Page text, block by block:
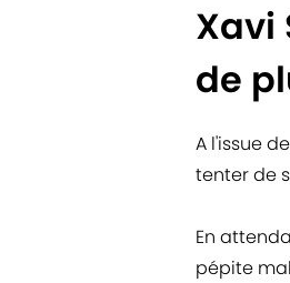
Xavi
de
A l'issue
tenter de
En
pépite